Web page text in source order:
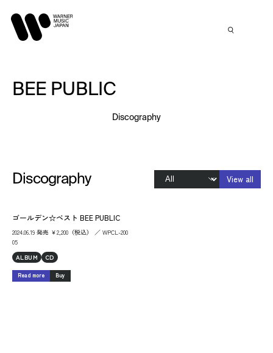
BEE PUBLIC
Discography
Discography View all
ゴールデン☆ベスト BEE PUBLIC
2024.06.19 発売 ￥2,200（税込） ／ WPCL-200
05
ALBUM
CD
Read more Buy